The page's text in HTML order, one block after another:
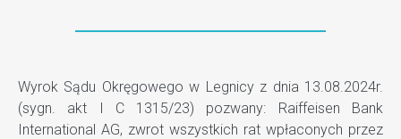
Wyrok Sądu Okręgowego w Legnicy z dnia 13.08.2024r.
(sygn. akt I C 1315/23) pozwany: Raiffeisen Bank
International AG, zwrot wszystkich rat wpłaconych przez